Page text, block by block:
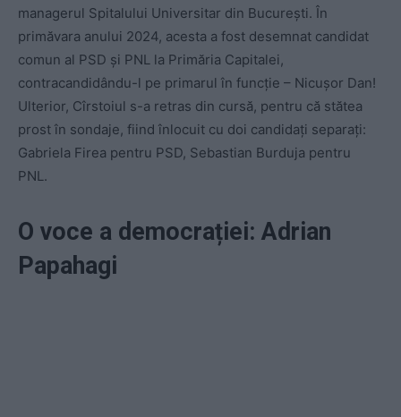
managerul Spitalului Universitar din București. În
primăvara anului 2024, acesta a fost desemnat candidat
comun al PSD și PNL la Primăria Capitalei,
contracandidându-l pe primarul în funcție – Nicușor Dan!
Ulterior, Cîrstoiul s-a retras din cursă, pentru că stătea
prost în sondaje, fiind înlocuit cu doi candidați separați:
Gabriela Firea pentru PSD, Sebastian Burduja pentru
PNL.
O voce a democrației: Adrian
Papahagi